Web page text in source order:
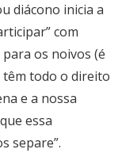
diácono inicia a
com
os noivos (é
têm todo o direito
e a nossa
essa
separe”.